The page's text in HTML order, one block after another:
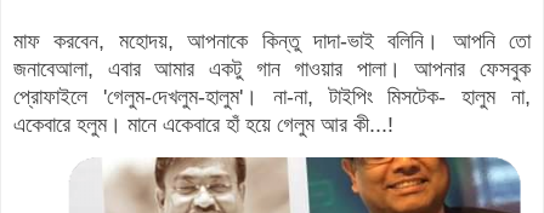
মাফ করবেন, মহোদয়, আপনাকে কিন্তু দাদা-ভাই বলিনি। আপনি তো
জনাবেআলা, এবার আমার একটু গান গাওয়ার পালা। আপনার ফেসবুক
প্রোফাইলে 'গেলুম-দেখলুম-হালুম'। না-না, টাইপিং মিসটেক- হালুম না,
একেবারে হলুম। মানে একেবারে হাঁ হয়ে গেলুম আর কী...!